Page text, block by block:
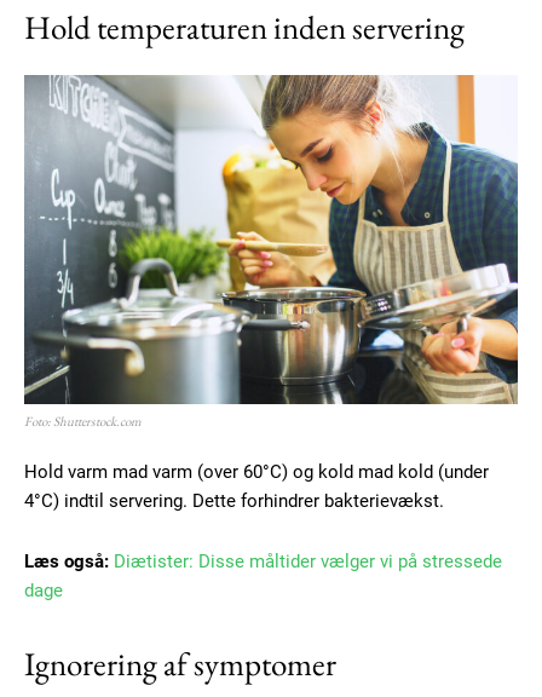
Hold temperaturen inden servering
Foto: Shutterstock.com
Hold varm mad varm (over 60°C) og kold mad kold (under
4°C) indtil servering. Dette forhindrer bakterievækst.
Læs også: Diætister: Disse måltider vælger vi på stressede
dage
Ignorering af symptomer